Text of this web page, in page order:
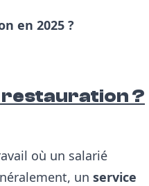
en 2025 ?
restauration ?
où un salarié
un service